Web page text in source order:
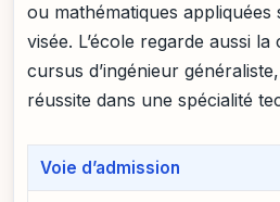
ou mathématiques appliquées
visée. L’école regarde aussi
cursus d’ingénieur
réussite dans une spécialité
Voie d’admission